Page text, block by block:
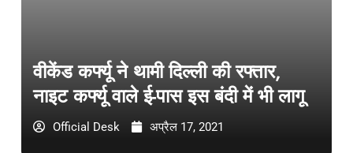
वीकेंड कर्फ्यू ने थामी दिल्ली की रफ्तार,
नाइट कर्फ्यू वाले ई-पास इस बंदी में भी लागू
Official Desk अप्रैल 17, 2021